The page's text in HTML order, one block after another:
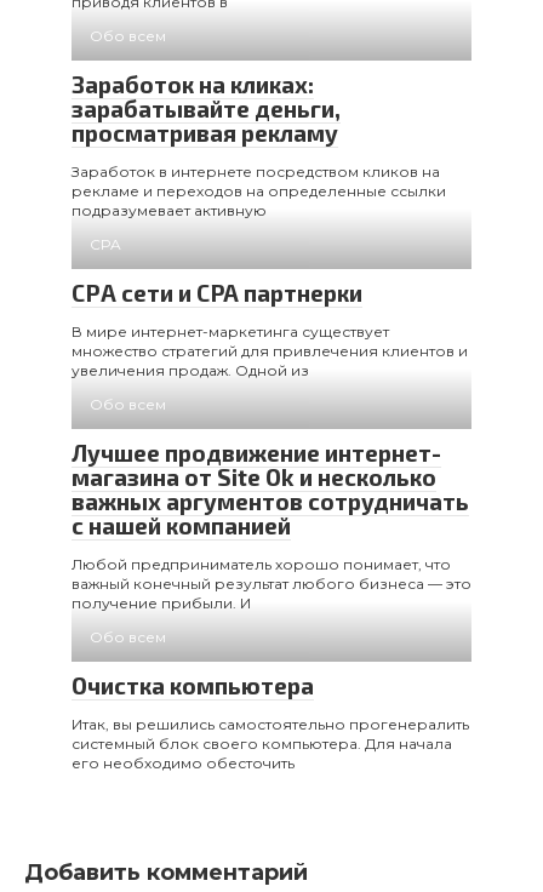
Обо всем
Заработок на кликах:
зарабатывайте деньги,
просматривая рекламу
Заработок в интернете посредством кликов на
рекламе и переходов на определенные ссылки
подразумевает активную
CPA
СРА сети и CPA партнерки
В мире интернет-маркетинга существует
множество стратегий для привлечения клиентов и
увеличения продаж. Одной из
Обо всем
Лучшее продвижение интернет-
магазина от Site Ok и несколько
важных аргументов сотрудничать
с нашей компанией
Любой предприниматель хорошо понимает, что
важный конечный результат любого бизнеса — это
получение прибыли. И
Обо всем
Очистка компьютера
Итак, вы решились самостоятельно прогенералить
системный блок своего компьютера. Для начала
его необходимо обесточить
Добавить комментарий